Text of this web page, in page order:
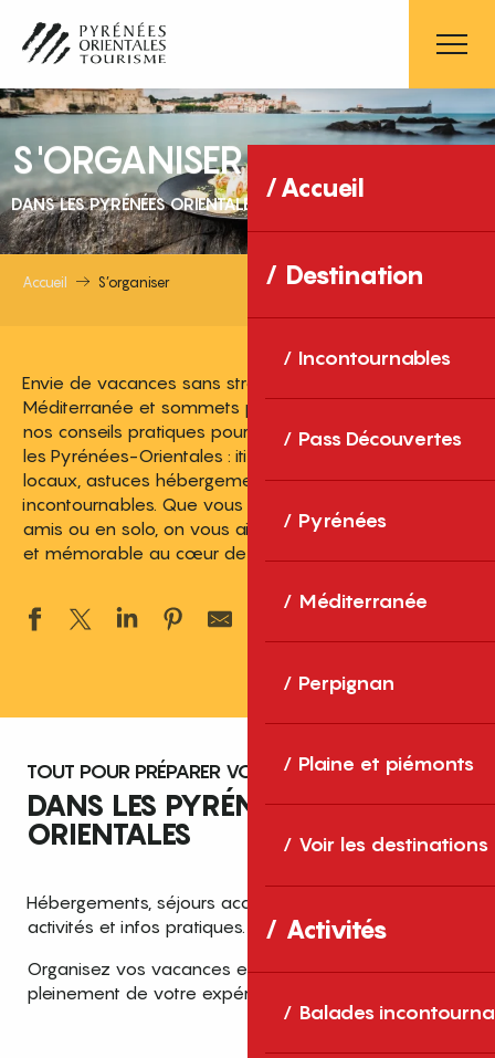
contenu
principal
Accueil
Destination
Incontournables
Pass Découvertes
Pyrénées
Méditerranée
Perpignan
Plaine et piémonts
Voir les destinations
Activités
Balades
S'ORGANISER
DANS LES PYRÉNÉES ORIENTALES
Accueil S’organiser
Envie de vacances sans stress entre mer
Méditerranée et sommets pyrénéens ? Découvrez
nos conseils pratiques pour bien vous organiser dans
les Pyrénées-Orientales : itinéraires malins, bons plans
locaux, astuces hébergements et activités
incontournables. Que vous veniez en famille, entre
amis ou en solo, on vous aide à vivre un séjour fluide
et mémorable au cœur de la Catalogne française !
Ajouter aux
TOUT POUR PRÉPARER VOTRE SÉJOUR
DANS LES PYRÉNÉES-
ORIENTALES
Hébergements, séjours accessibles, restaurants,
activités et infos pratiques.
Organisez vos vacances en quelques clics et profitez
pleinement de votre expérience, sans rien oublier !